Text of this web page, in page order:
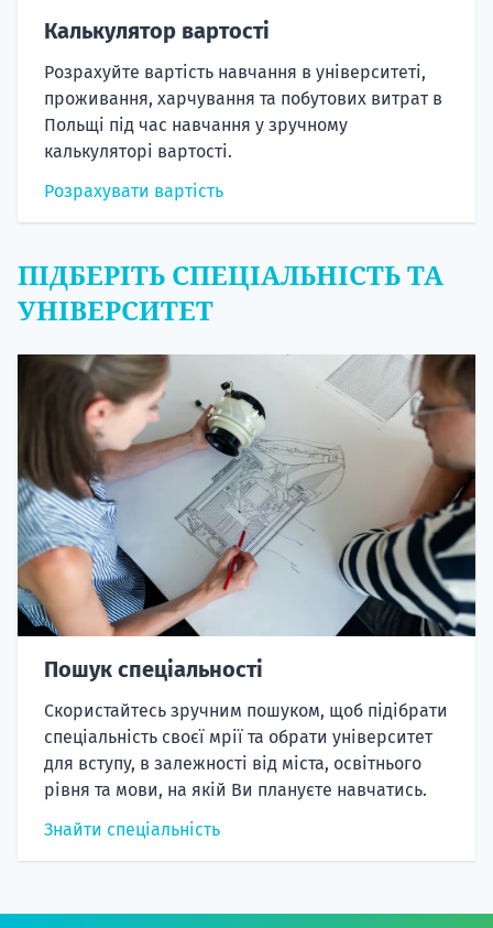
Калькулятор вартості
Розрахуйте вартість навчання в університеті,
проживання, харчування та побутових витрат в
Польщі під час навчання у зручному
калькуляторі вартості.
Розрахувати вартість
ПІДБЕРІТЬ СПЕЦІАЛЬНІСТЬ ТА
УНІВЕРСИТЕТ
Пошук спеціальності
Скористайтесь зручним пошуком, щоб підібрати
спеціальність своєї мрії та обрати університет
для вступу, в залежності від міста, освітнього
рівня та мови, на якій Ви плануєте навчатись.
Знайти спеціальність